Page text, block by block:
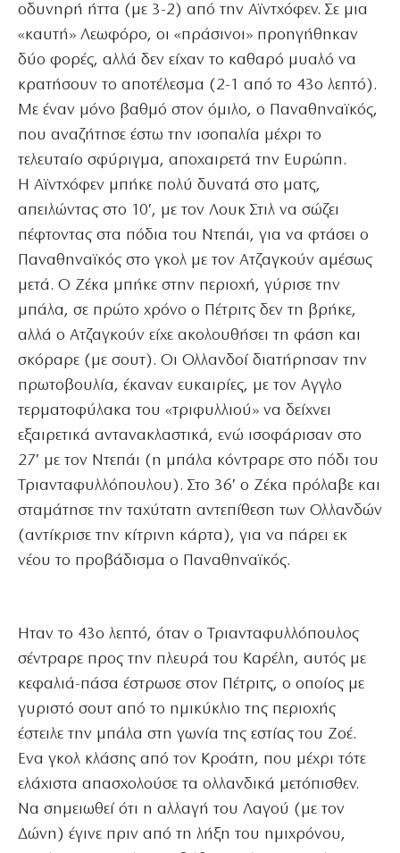
οδυνηρή ήττα (με 3-2) από την Αϊντχόφεν. Σε μια
«καυτή» Λεωφόρο, οι «πράσινοι» προηγήθηκαν
δύο φορές, αλλά δεν είχαν το καθαρό μυαλό να
κρατήσουν το αποτέλεσμα (2-1 από το 43ο λεπτό).
Με έναν μόνο βαθμό στον όμιλο, ο Παναθηναϊκός,
που αναζήτησε έστω την ισοπαλία μέχρι το
τελευταίο σφύριγμα, αποχαιρετά την Ευρώπη.
Η Αϊντχόφεν μπήκε πολύ δυνατά στο ματς,
απειλώντας στο 10′, με τον Λουκ Στιλ να σώζει
πέφτοντας στα πόδια του Ντεπάι, για να φτάσει ο
Παναθηναϊκός στο γκολ με τον Ατζαγκούν αμέσως
μετά. Ο Ζέκα μπήκε στην περιοχή, γύρισε την
μπάλα, σε πρώτο χρόνο ο Πέτριτς δεν τη βρήκε,
αλλά ο Ατζαγκούν είχε ακολουθήσει τη φάση και
σκόραρε (με σουτ). Οι Ολλανδοί διατήρησαν την
πρωτοβουλία, έκαναν ευκαιρίες, με τον Αγγλο
τερματοφύλακα του «τριφυλλιού» να δείχνει
εξαιρετικά αντανακλαστικά, ενώ ισοφάρισαν στο
27′ με τον Ντεπάι (η μπάλα κόντραρε στο πόδι του
Τριανταφυλλόπουλου). Στο 36′ ο Ζέκα πρόλαβε και
σταμάτησε την ταχύτατη αντεπίθεση των Ολλανδών
(αντίκρισε την κίτρινη κάρτα), για να πάρει εκ
νέου το προβάδισμα ο Παναθηναϊκός.
Ηταν το 43ο λεπτό, όταν ο Τριανταφυλλόπουλος
σέντραρε προς την πλευρά του Καρέλη, αυτός με
κεφαλιά-πάσα έστρωσε στον Πέτριτς, ο οποίος με
γυριστό σουτ από το ημικύκλιο της περιοχής
έστειλε την μπάλα στη γωνία της εστίας του Ζοέ.
Ενα γκολ κλάσης από τον Κροάτη, που μέχρι τότε
ελάχιστα απασχολούσε τα ολλανδικά μετόπισθεν.
Να σημειωθεί ότι η αλλαγή του Λαγού (με τον
Δώνη) έγινε πριν από τη λήξη του ημιχρόνου,